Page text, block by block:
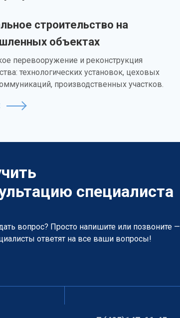
строительство на
объектах
перевооружение и реконструкция
технологических установок, цеховых
производственных участков.
специалиста
вопрос? Просто напишите или позвоните —
ответят на все ваши вопросы!